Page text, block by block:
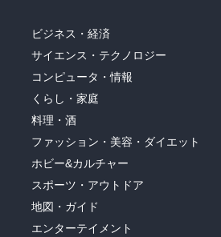
ビジネス・経済
サイエンス・テクノロジー
コンピュータ・情報
くらし・家庭
料理・酒
ファッション・美容・ダイエット
ホビー&カルチャー
スポーツ・アウトドア
地図・ガイド
エンターテイメント